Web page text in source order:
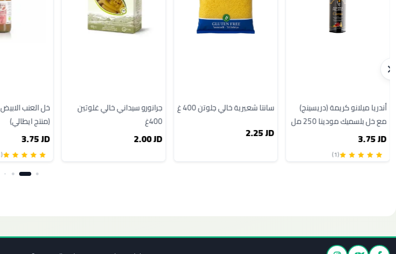
أندريا ميلانو كريمة (دريسينج)
مع خل بلسميك مودينا 250 مل
3.75 JD
(1)
سانتا شعيرية خالي جلوتن 400 غ
2.25 JD
جرانورو سيداني خالي غلوتين
400غ
2.00 JD
(منتج ايطالي)
3.75 JD
(1)